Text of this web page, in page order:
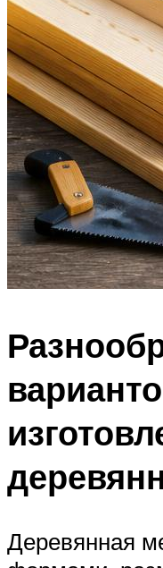
Деревянная